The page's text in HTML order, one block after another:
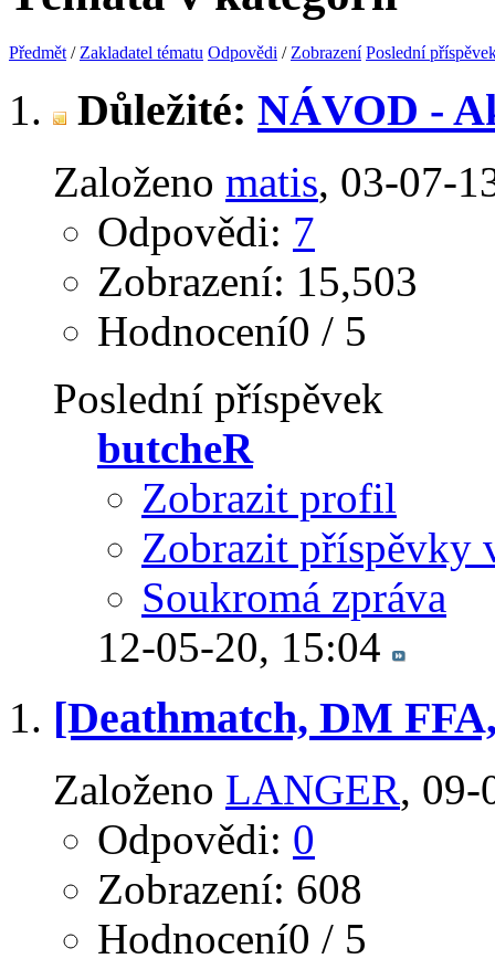
Předmět / Zakladatel tématu Odpovědi / Zobrazení Poslední
Důležité: NÁVOD -
Založeno matis‎, 03-07-
Odpovědi: 7
Zobrazení: 15,503
Hodnocení0 / 5
Poslední příspěvek
butcheR
Zobrazit profil
Zobrazit příspěvky
Soukromá zpráva
12-05-20, 15:04
[Deathmatch, DM
Založeno LANGER‎, 09-
Odpovědi: 0
Zobrazení: 608
Hodnocení0 / 5